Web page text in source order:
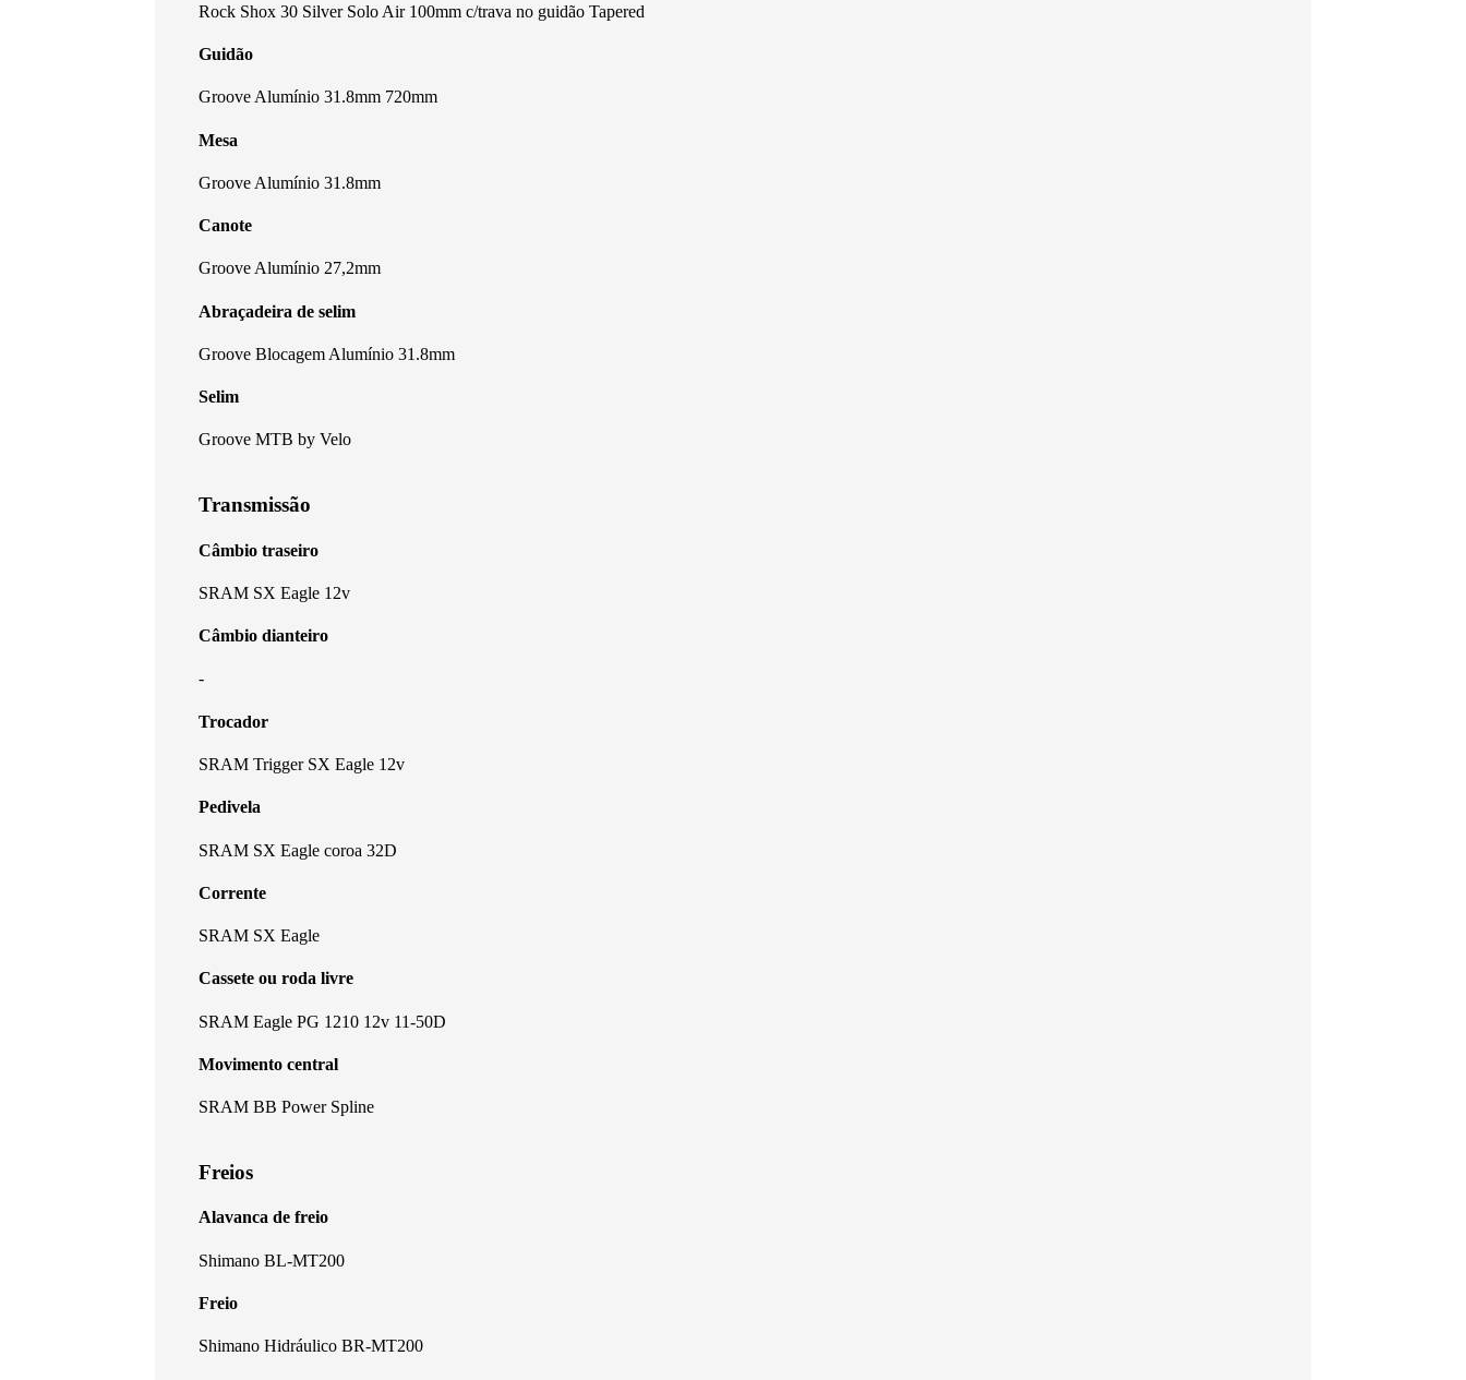
Rock Shox 30 Silver Solo Air 100mm c/trava no guidão Tapered
Guidão
Groove Alumínio 31.8mm 720mm
Mesa
Groove Alumínio 31.8mm
Canote
Groove Alumínio 27,2mm
Abraçadeira de selim
Groove Blocagem Alumínio 31.8mm
Selim
Groove MTB by Velo
Transmissão
Câmbio traseiro
SRAM SX Eagle 12v
Câmbio dianteiro
-
Trocador
SRAM Trigger SX Eagle 12v
Pedivela
SRAM SX Eagle coroa 32D
Corrente
SRAM SX Eagle
Cassete ou roda livre
SRAM Eagle PG 1210 12v 11-50D
Movimento central
SRAM BB Power Spline
Freios
Alavanca de freio
Shimano BL-MT200
Freio
Shimano Hidráulico BR-MT200